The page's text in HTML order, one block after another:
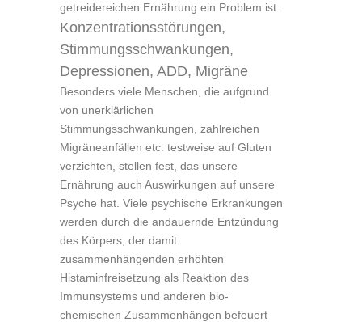
getreidereichen Ernährung ein Problem ist.
Konzentrationsstörungen,
Stimmungsschwankungen,
Depressionen, ADD, Migräne
Besonders viele Menschen, die aufgrund
von unerklärlichen
Stimmungsschwankungen, zahlreichen
Migräneanfällen etc. testweise auf Gluten
verzichten, stellen fest, das unsere
Ernährung auch Auswirkungen auf unsere
Psyche hat. Viele psychische Erkrankungen
werden durch die andauernde Entzündung
des Körpers, der damit
zusammenhängenden erhöhten
Histaminfreisetzung als Reaktion des
Immunsystems und anderen bio-
chemischen Zusammenhängen befeuert